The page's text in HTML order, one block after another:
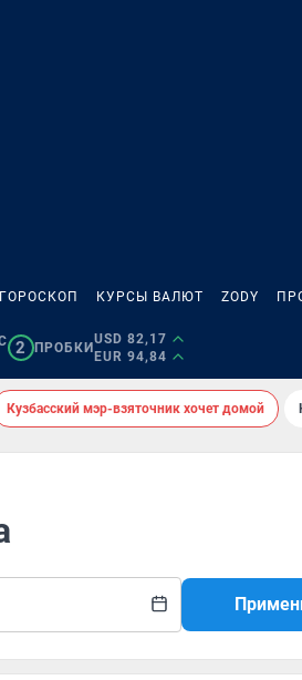
ГОРОСКОП КУРСЫ ВАЛЮТ ZODY
2 ПРОБКИ
USD 82,17
EUR 94,84
Кузбасский мэр-взяточник хочет домой